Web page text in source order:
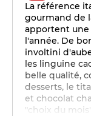
La référence
gourmand de
apportent
l'année. De
involtini
les linguine
belle qualité,
desserts, le
et chocolat
"choix du